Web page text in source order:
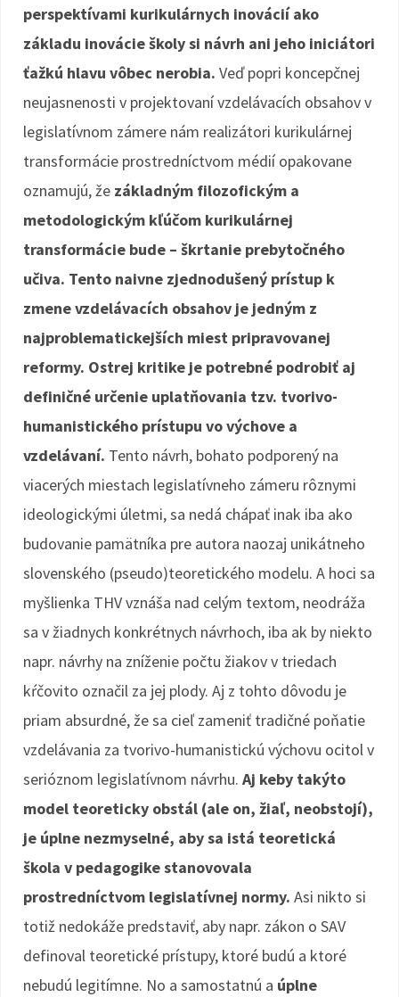
perspektívami kurikulárnych inovácií ako
základu inovácie školy si návrh ani jeho iniciátori
ťažkú hlavu vôbec nerobia. Veď popri koncepčnej
neujasnenosti v projektovaní vzdelávacích obsahov v
legislatívnom zámere nám realizátori kurikulárnej
transformácie prostredníctvom médií opakovane
oznamujú, že základným filozofickým a
metodologickým kľúčom kurikulárnej
transformácie bude – škrtanie prebytočného
učiva. Tento naivne zjednodušený prístup k
zmene vzdelávacích obsahov je jedným z
najproblematickejších miest pripravovanej
reformy. Ostrej kritike je potrebné podrobiť aj
definičné určenie uplatňovania tzv. tvorivo-
humanistického prístupu vo výchove a
vzdelávaní. Tento návrh, bohato podporený na
viacerých miestach legislatívneho zámeru rôznymi
ideologickými úletmi, sa nedá chápať inak iba ako
budovanie pamätníka pre autora naozaj unikátneho
slovenského (pseudo)teoretického modelu. A hoci sa
myšlienka THV vznáša nad celým textom, neodráža
sa v žiadnych konkrétnych návrhoch, iba ak by niekto
napr. návrhy na zníženie počtu žiakov v triedach
kŕčovito označil za jej plody. Aj z tohto dôvodu je
priam absurdné, že sa cieľ zameniť tradičné poňatie
vzdelávania za tvorivo-humanistickú výchovu ocitol v
serióznom legislatívnom návrhu. Aj keby takýto
model teoreticky obstál (ale on, žiaľ, neobstojí),
je úplne nezmyselné, aby sa istá teoretická
škola v pedagogike stanovovala
prostredníctvom legislatívnej normy. Asi nikto si
totiž nedokáže predstaviť, aby napr. zákon o SAV
definoval teoretické prístupy, ktoré budú a ktoré
nebudú legitímne. No a samostatnú a úplne